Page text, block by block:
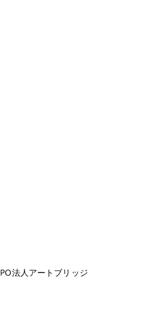
法人アートブリッジ